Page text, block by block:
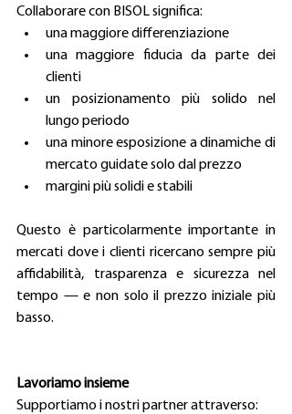
Collaborare con BISOL significa:
una maggiore differenziazione
una maggiore fiducia da parte dei
clienti
un posizionamento più solido nel
lungo periodo
una minore esposizione a dinamiche di
mercato guidate solo dal prezzo
margini più solidi e stabili
Questo è particolarmente importante in
mercati dove i clienti ricercano sempre più
affidabilità, trasparenza e sicurezza nel
tempo — e non solo il prezzo iniziale più
basso.
Lavoriamo insieme
Supportiamo i nostri partner attraverso: